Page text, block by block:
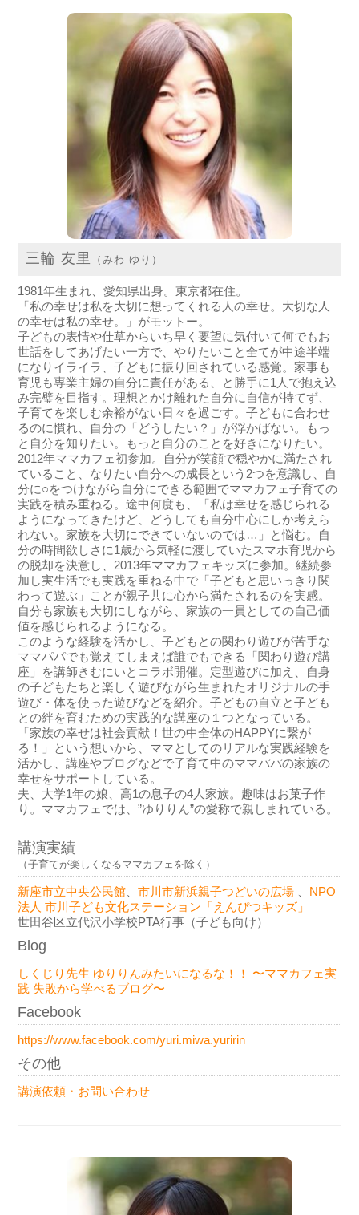
三輪 友里 （みわ ゆり）
1981年生まれ、愛知県出身。東京都在住。
「私の幸せは私を大切に想ってくれる人の幸せ。大切な人
の幸せは私の幸せ。」がモットー。
子どもの表情や仕草からいち早く要望に気付いて何でもお
世話をしてあげたい一方で、やりたいこと全てが中途半端
になりイライラ、子どもに振り回されている感覚。家事も
育児も専業主婦の自分に責任がある、と勝手に1人で抱え込
み完璧を目指す。理想とかけ離れた自分に自信が持てず、
子育てを楽しむ余裕がない日々を過ごす。子どもに合わせ
るのに慣れ、自分の「どうしたい？」が浮かばない。もっ
と自分を知りたい。もっと自分のことを好きになりたい。
2012年ママカフェ初参加。自分が笑顔で穏やかに満たされ
ていること、なりたい自分への成長という2つを意識し、自
分に○をつけながら自分にできる範囲でママカフェ子育ての
実践を積み重ねる。途中何度も、「私は幸せを感じられる
ようになってきたけど、どうしても自分中心にしか考えら
れない。家族を大切にできていないのでは…」と悩む。自
分の時間欲しさに1歳から気軽に渡していたスマホ育児から
の脱却を決意し、2013年ママカフェキッズに参加。継続参
加し実生活でも実践を重ねる中で「子どもと思いっきり関
わって遊ぶ」ことが親子共に心から満たされるのを実感。
自分も家族も大切にしながら、家族の一員としての自己価
値を感じられるようになる。
このような経験を活かし、子どもとの関わり遊びが苦手な
ママパパでも覚えてしまえば誰でもできる「関わり遊び講
座」を講師きむにいとコラボ開催。定型遊びに加え、自身
の子どもたちと楽しく遊びながら生まれたオリジナルの手
遊び・体を使った遊びなどを紹介。子どもの自立と子ども
との絆を育むための実践的な講座の１つとなっている。
「家族の幸せは社会貢献！世の中全体のHAPPYに繋が
る！」という想いから、ママとしてのリアルな実践経験を
活かし、講座やブログなどで子育て中のママパパの家族の
幸せをサポートしている。
夫、大学1年の娘、高1の息子の4人家族。趣味はお菓子作
り。ママカフェでは、”ゆりりん”の愛称で親しまれている。
講演実績
（子育てが楽しくなるママカフェを除く）
新座市立中央公民館、市川市新浜親子つどいの広場 、 NPO
法人 市川子ども文化ステーション「えんぴつキッズ」
世田谷区立代沢小学校PTA行事（子ども向け）
Blog
しくじり先生 ゆりりんみたいになるな！！ 〜ママカフェ実
践 失敗から学べるブログ〜
Facebook
https://www.facebook.com/yuri.miwa.yuririn
その他
講演依頼・お問い合わせ